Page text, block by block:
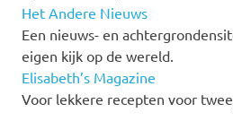
Het Andere Nieuws
Een nieuws- en
eigen kijk op de wereld.
Elisabeth’s Magazine
Voor lekkere recepten voor